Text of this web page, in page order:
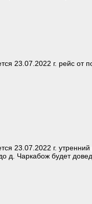
23.07.2022 г. рейс
23.07.2022 г.
Чаркабож будет